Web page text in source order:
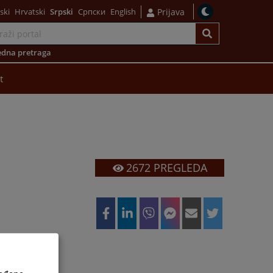
Hrvatski Srpski Српски English Prijava
pretraga
2672PREGLEDA